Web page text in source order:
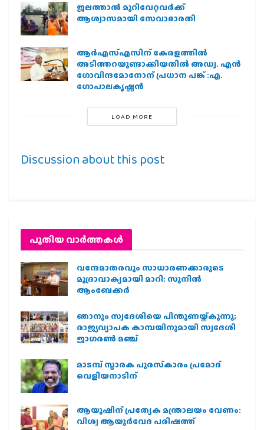
ജലത്താല്‍ മുറിവേറ്റവര്‍ക്ക്
ആശ്വാസമായി സേവാഭാരതി
ആര്‍എസ്എസിന് കേരളത്തില്‍
അടിത്തറയുണ്ടാക്കിയതില്‍ അഡ്വ. എന്‍
ഗോവിന്ദമോനോന് പ്രധാന പങ്ക് :എ.
ഗോപാലകൃഷ്ണന്‍
LOAD MORE
Discussion about this post
പുതിയ വാര്‍ത്തകള്‍
വന്ദേമാതരവും സാധാരണക്കാരുടെ
മുദ്രാവാക്യമായി മാറി: സുനിൽ
ആംബേക്കർ
ഞാനും സ്വദേശിയെ പിന്തുണയ്ക്കുന്നു;
രാജ്യവ്യാപക കാമ്പയിനുമായി സ്വദേശി
ജാഗരണ്‍ മഞ്ച്
മാടമ്പ് സ്മാരക പുരസ്‌കാരം പ്രമോദ്
വെളിയനാടിന്
ആയുഷിന് പ്രത്യേക മന്ത്രാലയം വേണം:
വിശ്വ ആയുര്‍വേദ പരിഷത്ത്